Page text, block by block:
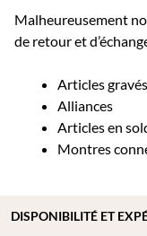
Malheureusement
de retour et
Articles gravés
Alliances
Articles en
Montres
DISPONIBILITÉ ET